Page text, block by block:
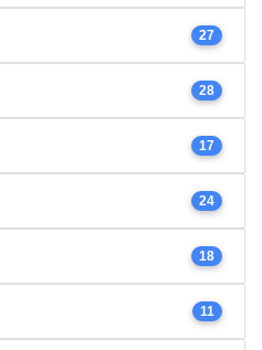
27
28
17
24
18
11